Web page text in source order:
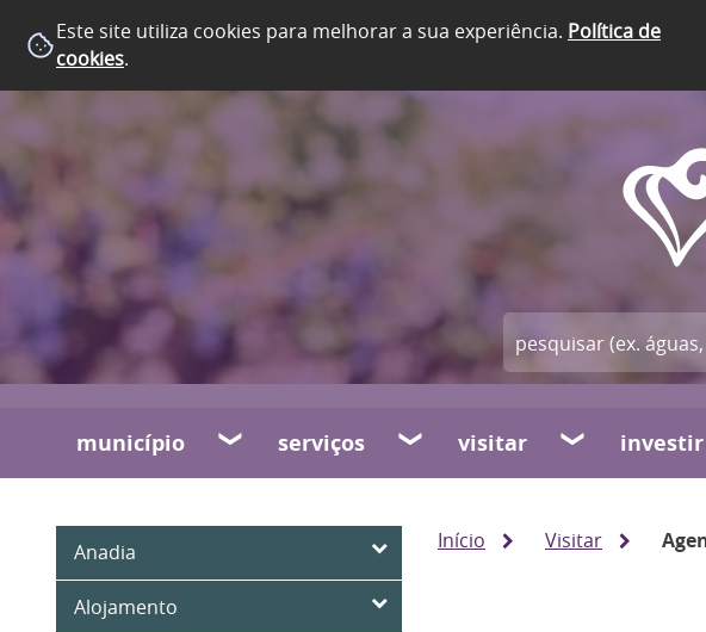
Este site utiliza cookies para melhorar a sua experiência. Política de
cookies.
município serviços visitar investir
Anadia
Alojamento
Início Visitar